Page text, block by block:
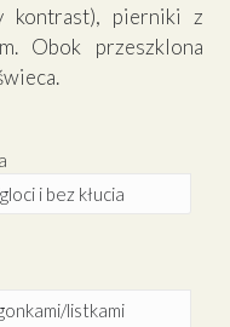
kontrast), pierniki z
Obok przeszklona
i bez kłucia
listkami